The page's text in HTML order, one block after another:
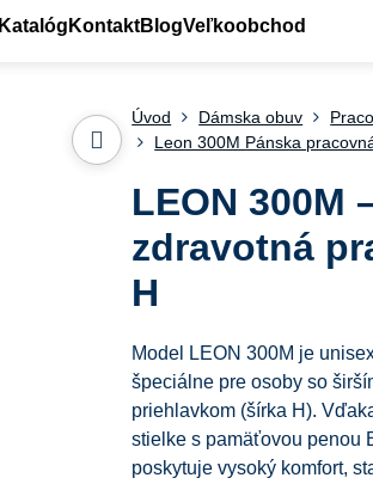
Katalóg KontaktBlogVeľkoobchod
Úvod Dámska obuv
Leon 300M Pánska
LEON 300M
zdravotná
H
Model LEON 300M je
špeciálne pre osoby so
priehlavkom (šírka H).
stielke s pamäťovou penou
poskytuje vysoký komfort,